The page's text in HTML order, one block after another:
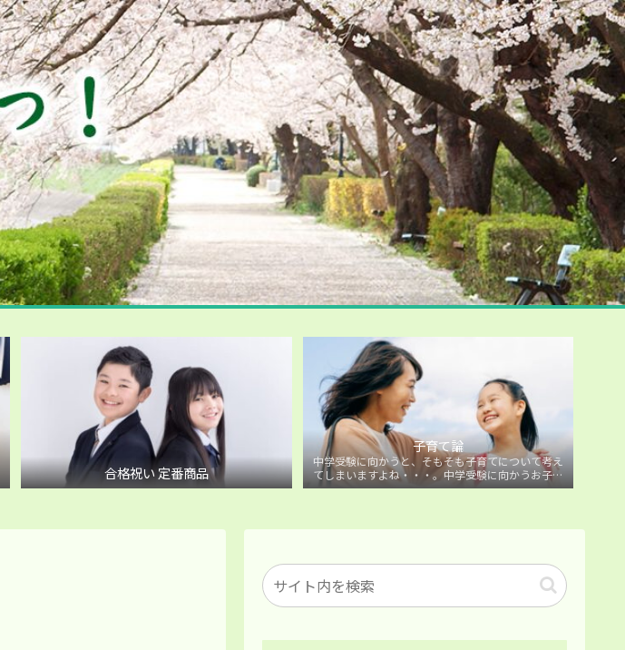
合格祝い 定番商品
子育て論
中学受験に向かうと、そもそも子育てについて考え
てしまいますよね・・・。中学受験に向かうお子様
を持つ保護者の方に向けた子育て論について。